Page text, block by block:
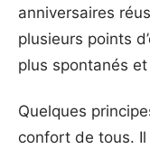
anniversaires
plusieurs points
plus spontanés
Quelques
confort de tous.